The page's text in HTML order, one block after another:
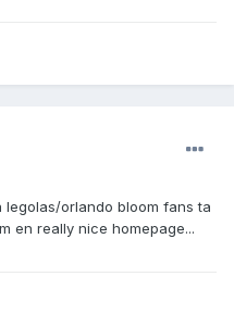
legolas/orlando bloom fans ta
en really nice homepage...